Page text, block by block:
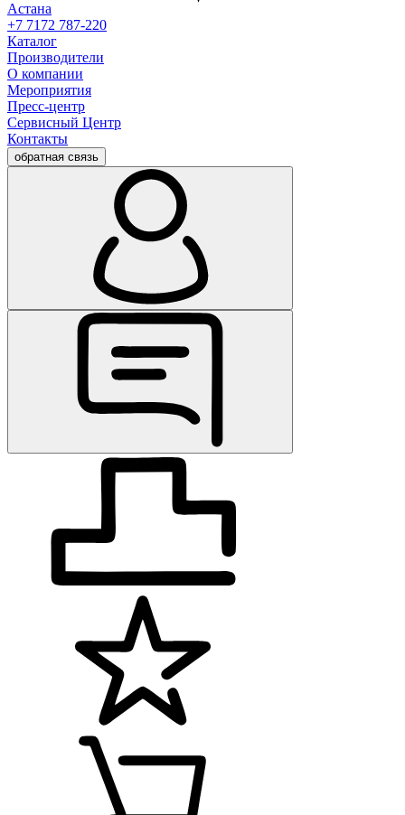
Астана
+7 7172 787-220
Каталог
Производители
О компании
Мероприятия
Пресс-центр
Сервисный Центр
Контакты
обратная связь